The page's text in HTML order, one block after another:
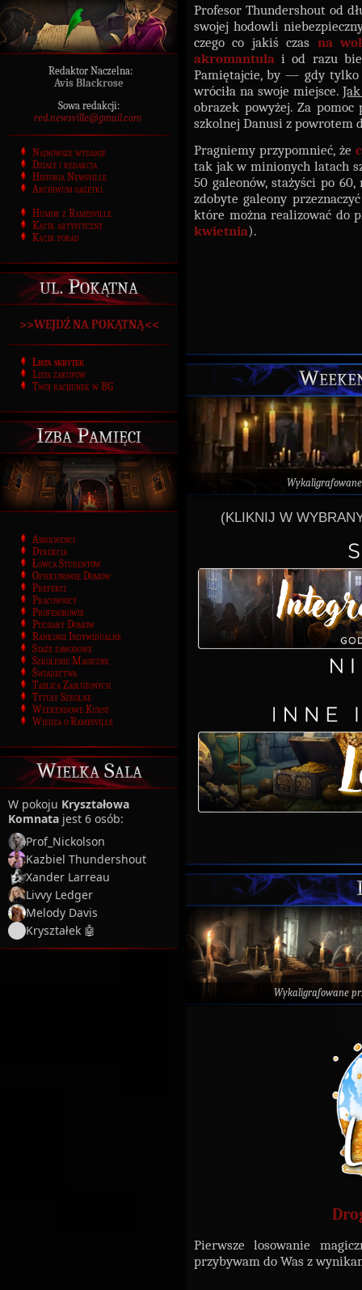
Redaktor Naczelna:
Avis Blackrose
Sowa redakcji:
red.newsville@gmail.com
Najnowsze wydanie
Działy i redakcja
Historia Newsville
Archiwum gazetki
Humor z Ramesville
Kącik artystyczny
Kącik porad
ul. Pokątna
>>WEJDŹ NA POKĄTNĄ<<
Lista skrytek
Lista zakupów
Twój rachunek w BG
Izba Pamięci
Absolwenci
Dyrekcja
Łowca Studentów
Opiekunowie Domów
Prefekci
Pracownicy
Profesorowie
Puchary Domów
Rankingi Indywidualne
Staże zawodowe
Szkolenie Magiczne
Świadectwa
Tablica Zasłużonych
Tytuły Szkolne
Weekendowe Kursy
Wiedza o Ramesville
Wielka Sala
W pokoju Kryształowa
Komnata jest 6 osób:
Prof_Nickolson
Kazbiel Thundershout
Xander Larreau
Livvy Ledger
Melody Davis
Kryształek 🤖
Profesor Thundershout od
swojej hodowli
czego co jakiś czas na
akromantula i od razu
Pamiętajcie, by — gdy
wróciła na swoje miejsce.
obrazek powyżej. Za
szkolnej Danusi z powrotem
Pragniemy przypomnieć, że
tak jak w minionych latach
50 galeonów, stażyści po
zdobyte galeony
które można realizować do
kwietnia).
(KLIKNIJ W
Wykaligrafowane
Pierwsze losowanie
przybywam do Was z